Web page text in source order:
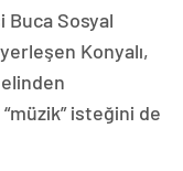
Buca Sosyal
Konyalı,
isteğini de